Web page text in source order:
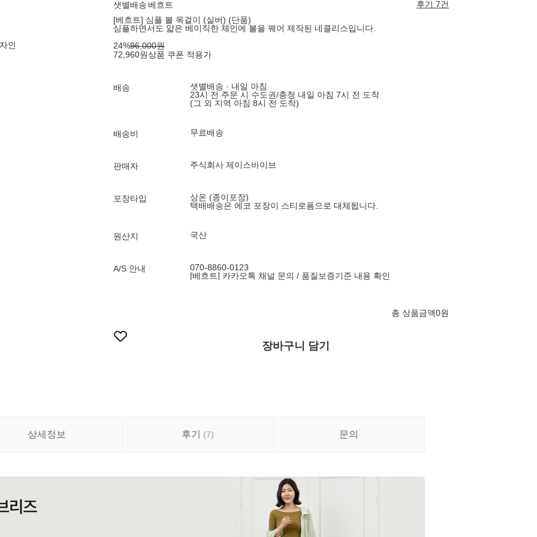
인
샛별배송베흐트
후기 7건
[베흐트] 심플 볼 목걸이 (실버) (단품)
심플하면서도 얇은 베이직한 체인에 볼을 꿰어 제작된 네클리스입니다.
24%96,000원
72,960원상품 쿠폰 적용가
배송
샛별배송 · 내일 아침
23시 전 주문 시 수도권/충청 내일 아침 7시 전 도착
(그 외 지역 아침 8시 전 도착)
배송비 무료배송
판매자 주식회사 제이스바이브
포장타입
상온 (종이포장)
택배배송은 에코 포장이 스티로폼으로 대체됩니다.
원산지 국산
A/S 안내
070-8860-0123
[베흐트] 카카오톡 채널 문의 / 품질보증기준 내용 확인
총 상품금액0원
장바구니 담기
상세정보 후기 (7) 문의